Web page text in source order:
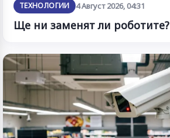
ТЕХНОЛОГИИ 4 Август 2026, 04:31
Ще ни заменят ли роботите?